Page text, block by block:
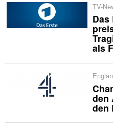
TV-
Das
als
den
den